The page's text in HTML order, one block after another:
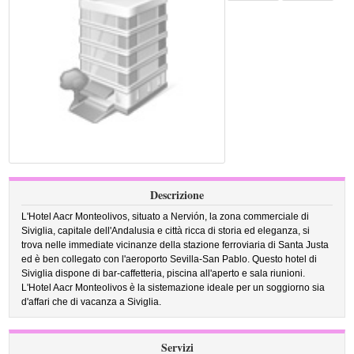
Descrizione
L'Hotel Aacr Monteolivos, situato a Nervión, la zona commerciale di
Siviglia, capitale dell'Andalusia e città ricca di storia ed eleganza, si
trova nelle immediate vicinanze della stazione ferroviaria di Santa Justa
ed è ben collegato con l'aeroporto Sevilla-San Pablo. Questo hotel di
Siviglia dispone di bar-caffetteria, piscina all'aperto e sala riunioni.
L'Hotel Aacr Monteolivos è la sistemazione ideale per un soggiorno sia
d'affari che di vacanza a Siviglia.
Servizi